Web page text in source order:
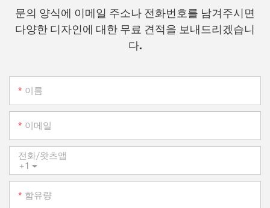
문의 양식에 이메일 주소나 전화번호를 남겨주시면
다양한 디자인에 대한 무료 견적을 보내드리겠습니
다.
이름
이메일
+1
전화/왓츠앱
함유량